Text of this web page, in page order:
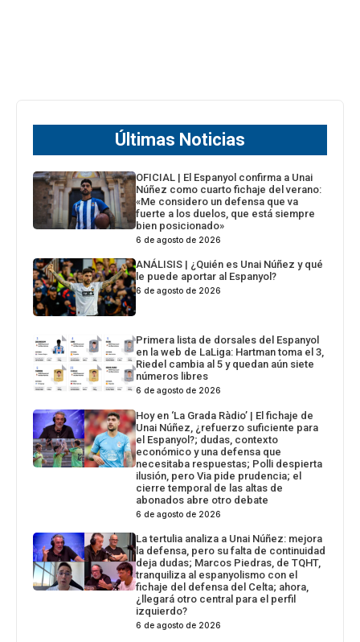
Últimas Noticias
OFICIAL | El Espanyol confirma a Unai
Núñez como cuarto fichaje del verano:
«Me considero un defensa que va
fuerte a los duelos, que está siempre
bien posicionado»
6 de agosto de 2026
ANÁLISIS | ¿Quién es Unai Núñez y qué
le puede aportar al Espanyol?
6 de agosto de 2026
Primera lista de dorsales del Espanyol
en la web de LaLiga: Hartman toma el 3,
Riedel cambia al 5 y quedan aún siete
números libres
6 de agosto de 2026
Hoy en ‘La Grada Ràdio’ | El fichaje de
Unai Núñez, ¿refuerzo suficiente para
el Espanyol?; dudas, contexto
económico y una defensa que
necesitaba respuestas; Polli despierta
ilusión, pero Via pide prudencia; el
cierre temporal de las altas de
abonados abre otro debate
6 de agosto de 2026
La tertulia analiza a Unai Núñez: mejora
la defensa, pero su falta de continuidad
deja dudas; Marcos Piedras, de TQHT,
tranquiliza al espanyolismo con el
fichaje del defensa del Celta; ahora,
¿llegará otro central para el perfil
izquierdo?
6 de agosto de 2026